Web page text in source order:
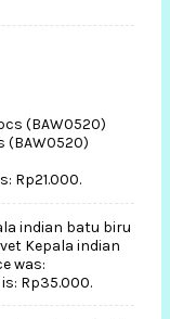
(BAW0520)
Rp21.000.
Kepala indian
was:
Rp35.000.